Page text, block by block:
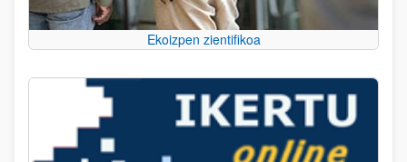
Ekoizpen zientifikoa